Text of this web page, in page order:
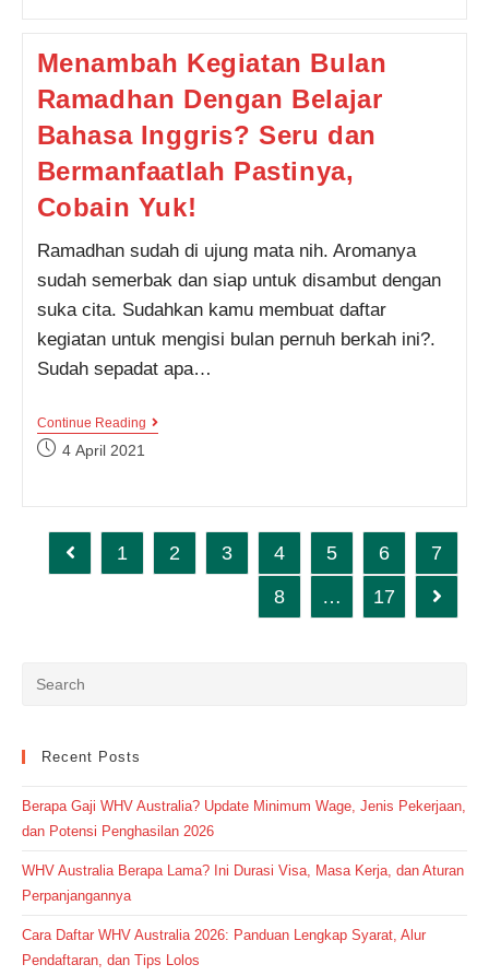
Periode
10
Atau
25?
Menambah Kegiatan Bulan
Ramadhan Dengan Belajar
Bahasa Inggris? Seru dan
Bermanfaatlah Pastinya,
Cobain Yuk!
Ramadhan sudah di ujung mata nih. Aromanya
sudah semerbak dan siap untuk disambut dengan
suka cita. Sudahkan kamu membuat daftar
kegiatan untuk mengisi bulan pernuh berkah ini?.
Sudah sepadat apa…
Continue ReadingMenambah
Bahasa
Inggris?
Seru
Dan
Post4 April 2021
Go to the previous page
1 2 3 4 5 6
7
8
… 17 Go to
Recent Posts
Berapa Gaji WHV Australia? Update Minimum Wage, Jenis Pekerjaan,
dan Potensi Penghasilan 2026
WHV Australia Berapa Lama? Ini Durasi Visa, Masa Kerja, dan Aturan
Perpanjangannya
Cara Daftar WHV Australia 2026: Panduan Lengkap Syarat, Alur
Pendaftaran, dan Tips Lolos